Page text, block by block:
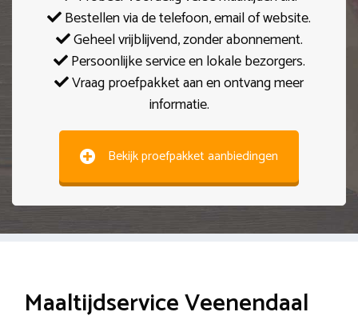
Bestellen via de telefoon, email of website.
Geheel vrijblijvend, zonder abonnement.
Persoonlijke service en lokale bezorgers.
Vraag proefpakket aan en ontvang meer
informatie.
Bekijk proefpakket aanbiedingen
Maaltijdservice Veenendaal